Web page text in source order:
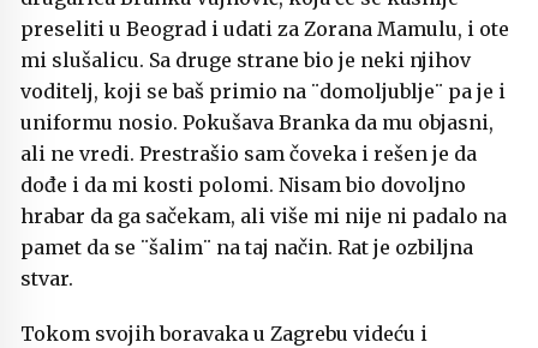
preseliti u Beograd i udati za Zorana Mamulu, i ote
mi slušalicu. Sa druge strane bio je neki njihov
voditelj, koji se baš primio na ¨domoljublje¨ pa je i
uniformu nosio. Pokušava Branka da mu objasni,
ali ne vredi. Prestrašio sam čoveka i rešen je da
dođe i da mi kosti polomi. Nisam bio dovoljno
hrabar da ga sačekam, ali više mi nije ni padalo na
pamet da se ¨šalim¨ na taj način. Rat je ozbiljna
stvar.
Tokom svojih boravaka u Zagrebu videću i